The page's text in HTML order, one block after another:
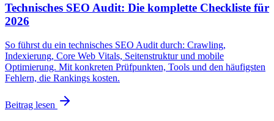
Technisches SEO Audit: Die komplette Checkliste für
2026
So führst du ein technisches SEO Audit durch: Crawling,
Indexierung, Core Web Vitals, Seitenstruktur und mobile
Optimierung. Mit konkreten Prüfpunkten, Tools und den häufigsten
Fehlern, die Rankings kosten.
Beitrag lesen